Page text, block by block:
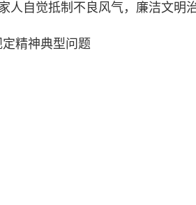
自觉抵制不良风气，廉洁文明
精神典型问题